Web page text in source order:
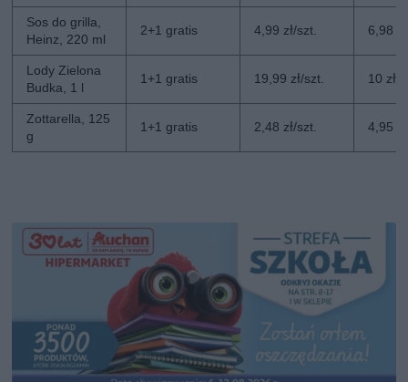
Sos do grilla,
Heinz, 220 ml
2+1 gratis 4,99 zł/szt. 6,98
Lody Zielona
Budka, 1 l
1+1 gratis 19,99 zł/szt. 10 zł/
Zottarella, 125
g
1+1 gratis 2,48 zł/szt. 4,95